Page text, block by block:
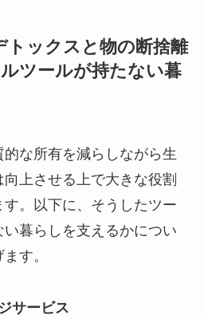
トックスと物の断捨離
ツールが持たない暮
な所有を減らしながら生
上させる上で大きな役割
。以下に、そうしたツー
暮らしを支えるかについ
す。
サービス